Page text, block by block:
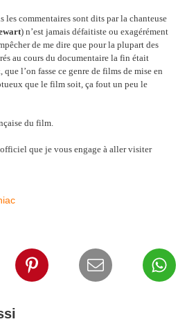
commentaires sont dits par la chanteuse
) n’est jamais défaitiste ou exagérément
de me dire que pour la plupart des
au cours du documentaire la fin était
l’on fasse ce genre de films de mise en
que le film soit, ça fout un peu le
que je vous engage à aller visiter